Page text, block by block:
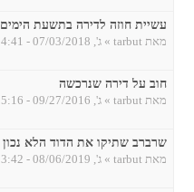
עשיית חוזה לדירה בתשעת הימים
מאת tarbut » ג', 07/03/2018 - 14:41
חוב על דירה שנרכשה
מאת tarbut » ג', 09/27/2016 - 15:16
שרברב שתיקו את הדוד הלא נכון
מאת tarbut » ג', 08/06/2019 - 13:42